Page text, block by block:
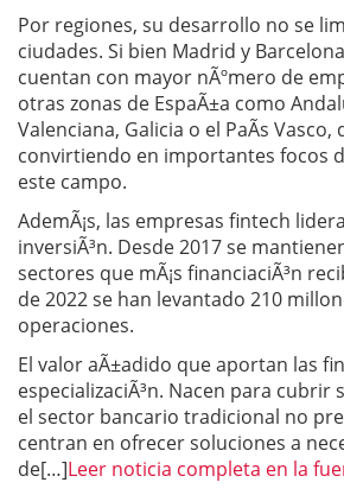
Por regiones, su desarrollo no se
ciudades. Si bien Madrid y
cuentan con mayor nÃºmero de
otras zonas de EspaÃ±a como
Valenciana, Galicia o el PaÃ­s Vasco,
convirtiendo en importantes focos
este campo.
AdemÃ¡s, las empresas fintech
inversiÃ³n. Desde 2017 se
sectores que mÃ¡s financiaciÃ³n
de 2022 se han levantado 210
operaciones.
El valor aÃ±adido que aportan las
especializaciÃ³n. Nacen para cubrir
el sector bancario tradicional no
centran en ofrecer soluciones a
de[…]Leer noticia completa en la